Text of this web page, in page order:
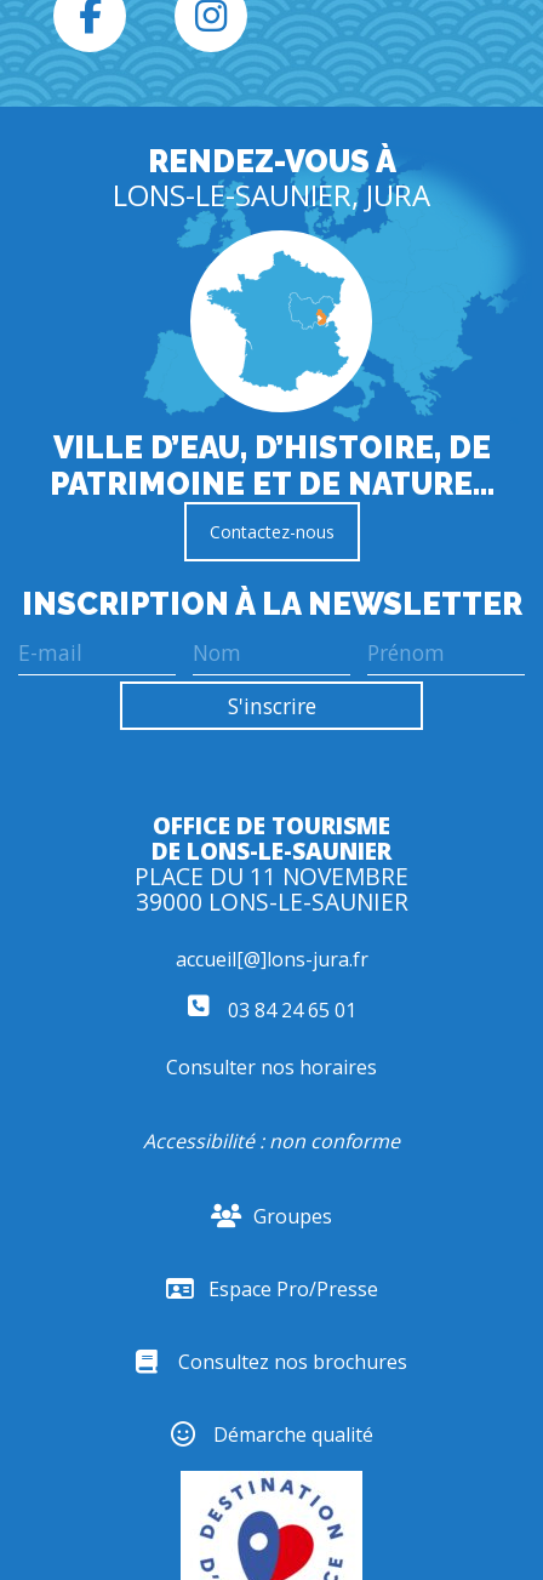
RENDEZ-VOUS À
LONS-LE-SAUNIER, JURA
VILLE D’EAU, D’HISTOIRE, DE
PATRIMOINE ET DE NATURE…
Contactez-nous
INSCRIPTION À LA NEWSLETTER
OFFICE DE TOURISME
DE LONS-LE-SAUNIER
PLACE DU 11 NOVEMBRE
39000 LONS-LE-SAUNIER
accueil[@]lons-jura.fr
03 84 24 65 01
Consulter nos horaires
Accessibilité : non conforme
Groupes
Espace Pro/Presse
Consultez nos brochures
Démarche qualité